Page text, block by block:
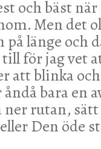
och bäst
Men det
länge och
för jag vet
att blinka
bara en
ner rutan,
Den